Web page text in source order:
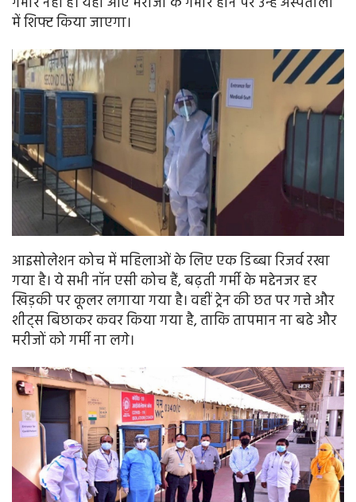
में शिफ्ट किया जाएगा।
आइसोलेशन कोच में महिलाओं के लिए एक डिब्बा रिजर्व रखा
गया है। ये सभी नॉन एसी कोच हैं, बढ़ती गर्मी के मद्देनजर हर
खिड़की पर कूलर लगाया गया है। वहीं ट्रेन की छत पर गत्ते और
शीट्स बिछाकर कवर किया गया है, ताकि तापमान ना बढे और
मरीजों को गर्मी ना लगे।